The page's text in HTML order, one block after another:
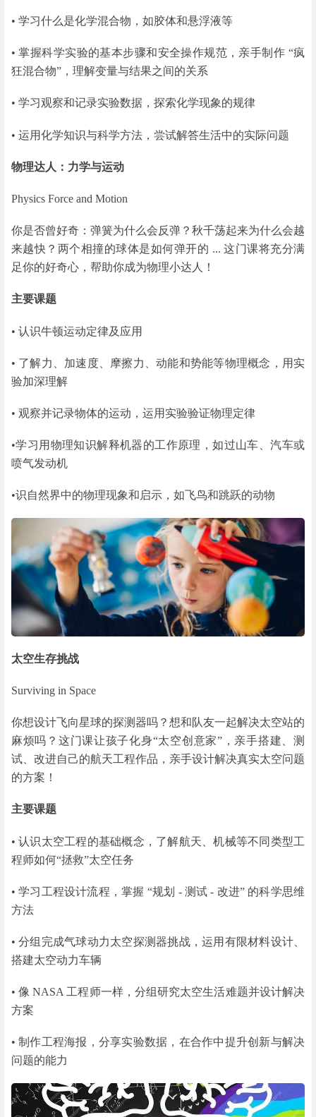
• 学习什么是化学混合物，如胶体和悬浮液等
• 掌握科学实验的基本步骤和安全操作规范，亲手制作 “疯
狂混合物”，理解变量与结果之间的关系
• 学习观察和记录实验数据，探索化学现象的规律
• 运用化学知识与科学方法，尝试解答生活中的实际问题
物理达人：力学与运动
Physics Force and Motion
你是否曾好奇：弹簧为什么会反弹？秋千荡起来为什么会越
来越快？两个相撞的球体是如何弹开的 ... 这门课将充分满
足你的好奇心，帮助你成为物理小达人！
主要课题
• 认识牛顿运动定律及应用
• 了解力、加速度、摩擦力、动能和势能等物理概念，用实
验加深理解
• 观察并记录物体的运动，运用实验验证物理定律
•学习用物理知识解释机器的工作原理，如过山车、汽车或
喷气发动机
•识自然界中的物理现象和启示，如飞鸟和跳跃的动物
太空生存挑战
Surviving in Space
你想设计飞向星球的探测器吗？想和队友一起解决太空站的
麻烦吗？这门课让孩子化身“太空创意家”，亲手搭建、测
试、改进自己的航天工程作品，亲手设计解决真实太空问题
的方案！
主要课题
• 认识太空工程的基础概念，了解航天、机械等不同类型工
程师如何“拯救”太空任务
• 学习工程设计流程，掌握 “规划 - 测试 - 改进” 的科学思维
方法
• 分组完成气球动力太空探测器挑战，运用有限材料设计、
搭建太空动力车辆
• 像 NASA 工程师一样，分组研究太空生活难题并设计解决
方案
• 制作工程海报，分享实验数据，在合作中提升创新与解决
问题的能力